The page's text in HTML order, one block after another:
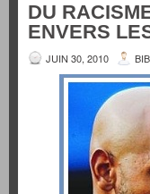
DU
ENVERS
JUIN 30, 2010